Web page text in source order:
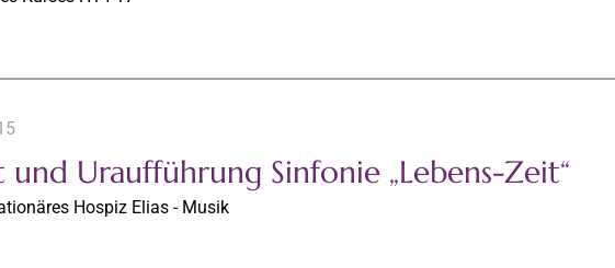
und Uraufführung Sinfonie „Lebens-Zeit“
Hospiz Elias - Musik